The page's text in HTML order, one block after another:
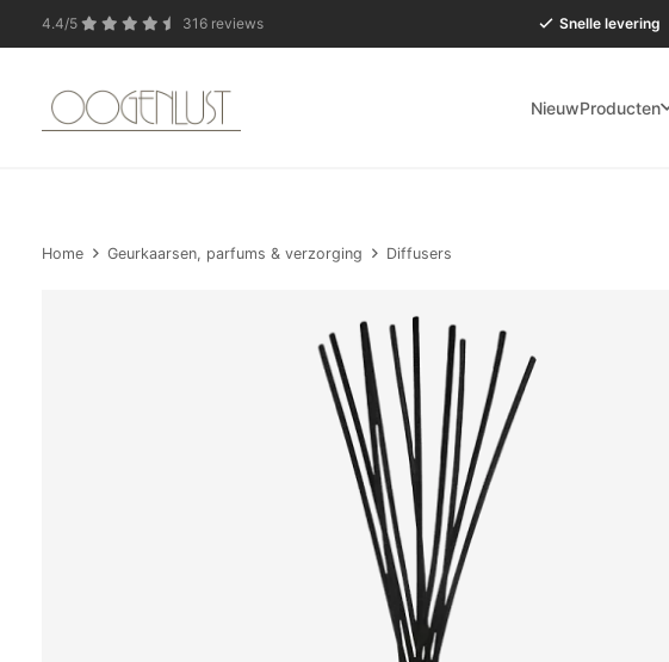
4.4/5 316 reviews Snelle levering
NieuwProducten
Home Geurkaarsen, parfums & verzorging Diffusers